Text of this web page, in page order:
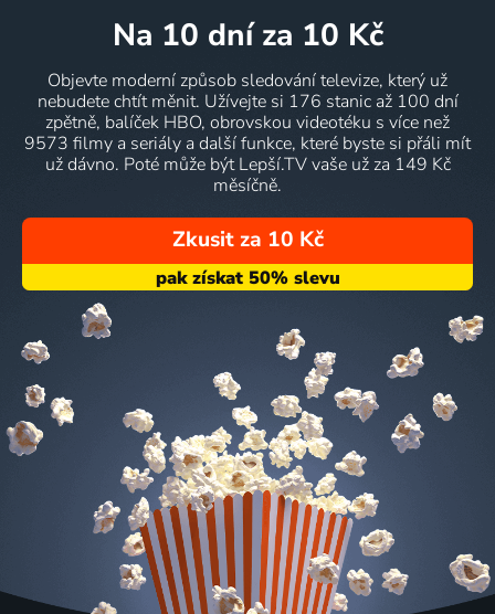
na 10 dní za 10 Kč
Objevte moderní způsob sledování televize, který už
nebudete chtít měnit. Užívejte si 176 stanic až 100 dní
zpětně, balíček HBO, obrovskou videotéku s více než
9573 filmy a seriály a další funkce, které byste si přáli mít
už dávno. Poté může být Lepší.TV vaše už za 149 Kč
měsíčně.
Zkusit za 10 Kč